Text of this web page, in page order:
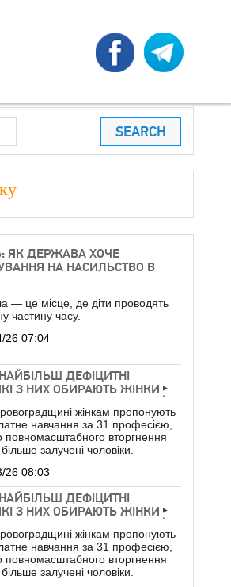
ЯК ДЕРЖАВА ХОЧЕ
НА НАСИЛЬСТВО В
— це місце, де діти проводять
частину часу.
26 07:04
ДЕФІЦИТНІ
З НИХ ОБИРАЮТЬ ЖІНКИ
жінкам пропонують
навчання за 31 професією,
повномасштабного вторгнення
залучені чоловіки.
26 08:03
ДЕФІЦИТНІ
З НИХ ОБИРАЮТЬ ЖІНКИ
жінкам пропонують
навчання за 31 професією,
повномасштабного вторгнення
залучені чоловіки.